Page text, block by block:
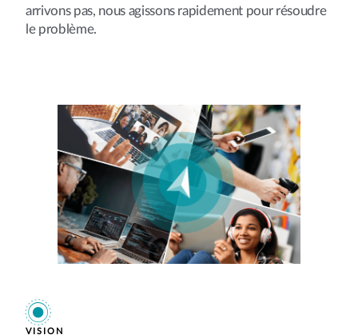
arrivons pas, nous agissons rapidement pour résoudre
le problème.
VISION